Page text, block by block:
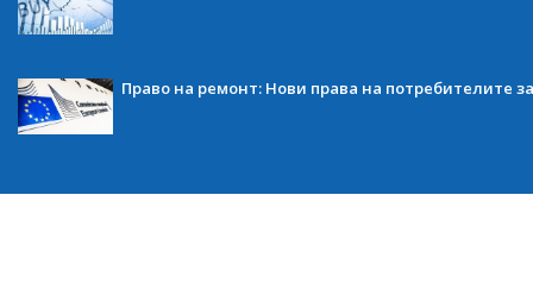
Право на ремонт: Нови права на потребителите